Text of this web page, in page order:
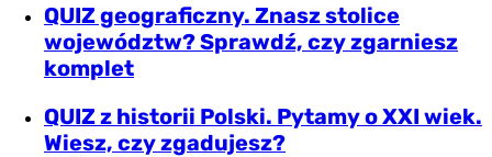
QUIZ geograficzny. Znasz stolice
województw? Sprawdź, czy zgarniesz
komplet
QUIZ z historii Polski. Pytamy o XXI wiek.
Wiesz, czy zgadujesz?